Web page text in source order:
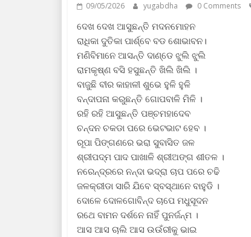
09/05/2026 yugabdha 0 Comments
ଦେଖ ଦେଖ ଆସୁଛନ୍ତି ମଦନମୋହନ
ରାଧିକା ଦୁତିକା ପାର୍ଶ୍ବେ ବଡ ଶୋଭାବନ।
ମଣିବିମାନେ ଆସନ୍ତି ଦାଣ୍ଡେ ଝୁଲି ଝୁଲି
ରାମକୃଷ୍ଣ ବସି ହସୁଛନ୍ତି ଖିଲି ଖିଲି ।
ବାଜୁଛି ବୀର କାହାଳୀ ଶୁଭେ ହୁଳି ହୁଳି
ବନ୍ଦାପନା କରୁଛନ୍ତି ଗୋପବାଳି ମିଳି ।
ରହି ରହି ଆସୁଛନ୍ତି ପଞ୍ଚମହାଦେବ
ଚନ୍ଦନ ଚକଡା ପରେ ଭେଟଭାଟ ହେବ ।
ରୂପା ପିଙ୍ଗଣରେ ଭରା ସୁବାସିତ ଜଳ
ଶ୍ରୀପଦ୍ମ ପାଦ ପାଖାଳି ଶ୍ରୀଅଙ୍ଗ ଶୀତଳ ।
ନରେନ୍ଦ୍ରରେ ନନ୍ଦା ଭଦ୍ରା ଚାପ ପରେ ଚଢି
ଜଳକ୍ରୀଡା ସାରି ଯିବେ ସ୍ବସ୍ଥାନେ ବାହୁଡି ।
ଦୋଳେ ଦୋଳଗୋବିନ୍ଦ ଚାପେ ମଧୁସୂଦନ
ରଥେ ବାମନ ଦର୍ଶନେ ନାହିଁ ପୁନର୍ଜନ୍ମ ।
ଆସ ଆସ ଚାଲି ଆସ ଉଉଁରୀକୁ ଭାଇ